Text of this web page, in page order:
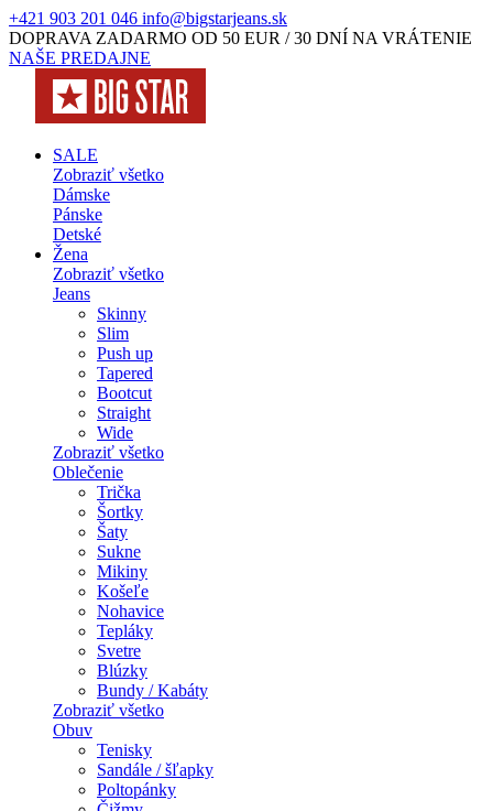
+421 903 201 046 info@bigstarjeans.sk
DOPRAVA ZADARMO OD 50 EUR / 30 DNÍ NA VRÁTENIE
NAŠE PREDAJNE
SALE
Zobraziť všetko
Dámske
Pánske
Detské
Žena
Zobraziť všetko
Jeans
Skinny
Slim
Push up
Tapered
Bootcut
Straight
Wide
Zobraziť všetko
Oblečenie
Trička
Šortky
Šaty
Sukne
Mikiny
Košeľe
Nohavice
Tepláky
Svetre
Blúzky
Bundy / Kabáty
Zobraziť všetko
Obuv
Tenisky
Sandále / šľapky
Poltopánky